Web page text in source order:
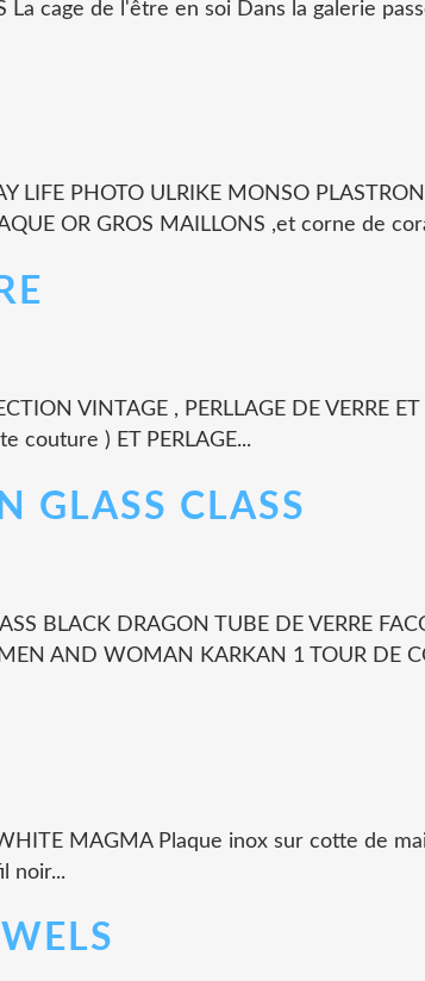
La cage de l'être en soi Dans la galerie
LIFE PHOTO ULRIKE MONSO
OR GROS MAILLONS ,et corne de
VINTAGE , PERLLAGE DE
couture ) ET PERLAGE...
GLASS CLASS
BLACK DRAGON TUBE DE VERRE
AND WOMAN KARKAN 1 TOUR DE
MAGMA Plaque inox sur cotte de
noir...